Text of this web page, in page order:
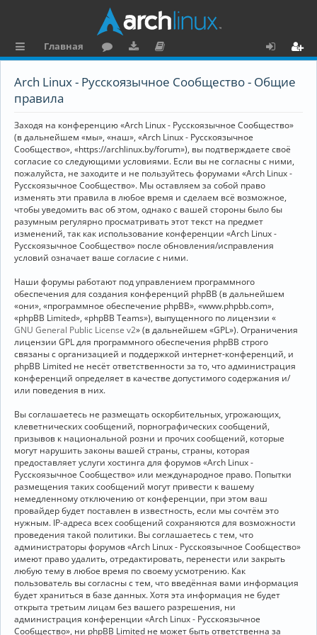
ы
к
и
Главная
ру
ру
и
ку
е
н
та
ц
и
я
о
Arch Linux - Русскоязычное Сообщество - Общие
правила
Заходя на конференцию «Arch Linux - Русскоязычное Сообщество»
(в дальнейшем «мы», «наш», «Arch Linux - Русскоязычное
Сообщество», «https://archlinux.by/forum»), вы подтверждаете своё
согласие со следующими условиями. Если вы не согласны с ними,
пожалуйста, не заходите и не пользуйтесь форумами «Arch Linux -
Русскоязычное Сообщество». Мы оставляем за собой право
изменять эти правила в любое время и сделаем всё возможное,
чтобы уведомить вас об этом, однако с вашей стороны было бы
разумным регулярно просматривать этот текст на предмет
изменений, так как использование конференции «Arch Linux -
Русскоязычное Сообщество» после обновления/исправления
условий означает ваше согласие с ними.
Наши форумы работают под управлением программного
обеспечения для создания конференций phpBB (в дальнейшем
«они», «программное обеспечение phpBB», «www.phpbb.com»,
«phpBB Limited», «phpBB Teams»), выпущенного по лицензии «
GNU General Public License v2» (в дальнейшем «GPL»). Ограничения
лицензии GPL для программного обеспечения phpBB строго
связаны с организацией и поддержкой интернет-конференций, и
phpBB Limited не несёт ответственности за то, что администрация
конференций определяет в качестве допустимого содержания и/
или поведения в них.
Вы соглашаетесь не размещать оскорбительных, угрожающих,
клеветнических сообщений, порнографических сообщений,
призывов к национальной розни и прочих сообщений, которые
могут нарушить законы вашей страны, страны, которая
предоставляет услуги хостинга для форумов «Arch Linux -
Русскоязычное Сообщество» или международное право. Попытки
размещения таких сообщений могут привести к вашему
немедленному отключению от конференции, при этом ваш
провайдер будет поставлен в известность, если мы сочтём это
нужным. IP-адреса всех сообщений сохраняются для возможности
проведения такой политики. Вы соглашаетесь с тем, что
администраторы форумов «Arch Linux - Русскоязычное Сообщество»
имеют право удалить, отредактировать, перенести или закрыть
любую тему в любое время по своему усмотрению. Как
пользователь вы согласны с тем, что введённая вами информация
будет храниться в базе данных. Хотя эта информация не будет
открыта третьим лицам без вашего разрешения, ни
администрация конференции «Arch Linux - Русскоязычное
Сообщество», ни phpBB Limited не может быть ответственна за